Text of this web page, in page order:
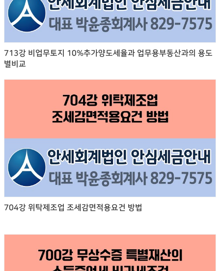
713강 비업무토지 10%추가양도세율과 업무용부동산과의 용도
별비교
704강 위탁제조업 조세감면적용요건 방법